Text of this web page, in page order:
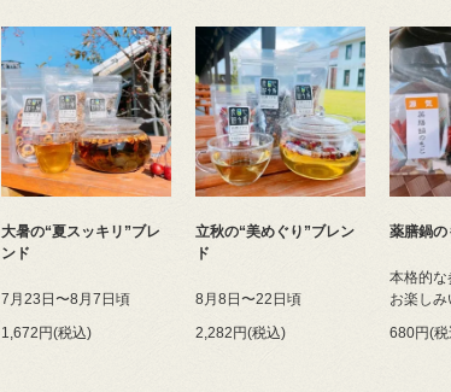
大暑の“夏スッキリ”ブレ
ンド
7月23日〜8月7日頃
1,672円(税込)
立秋の“美めぐり”ブレン
ド
8月8日〜22日頃
2,282円(税込)
薬膳鍋
本格的な
お楽し
680円(税